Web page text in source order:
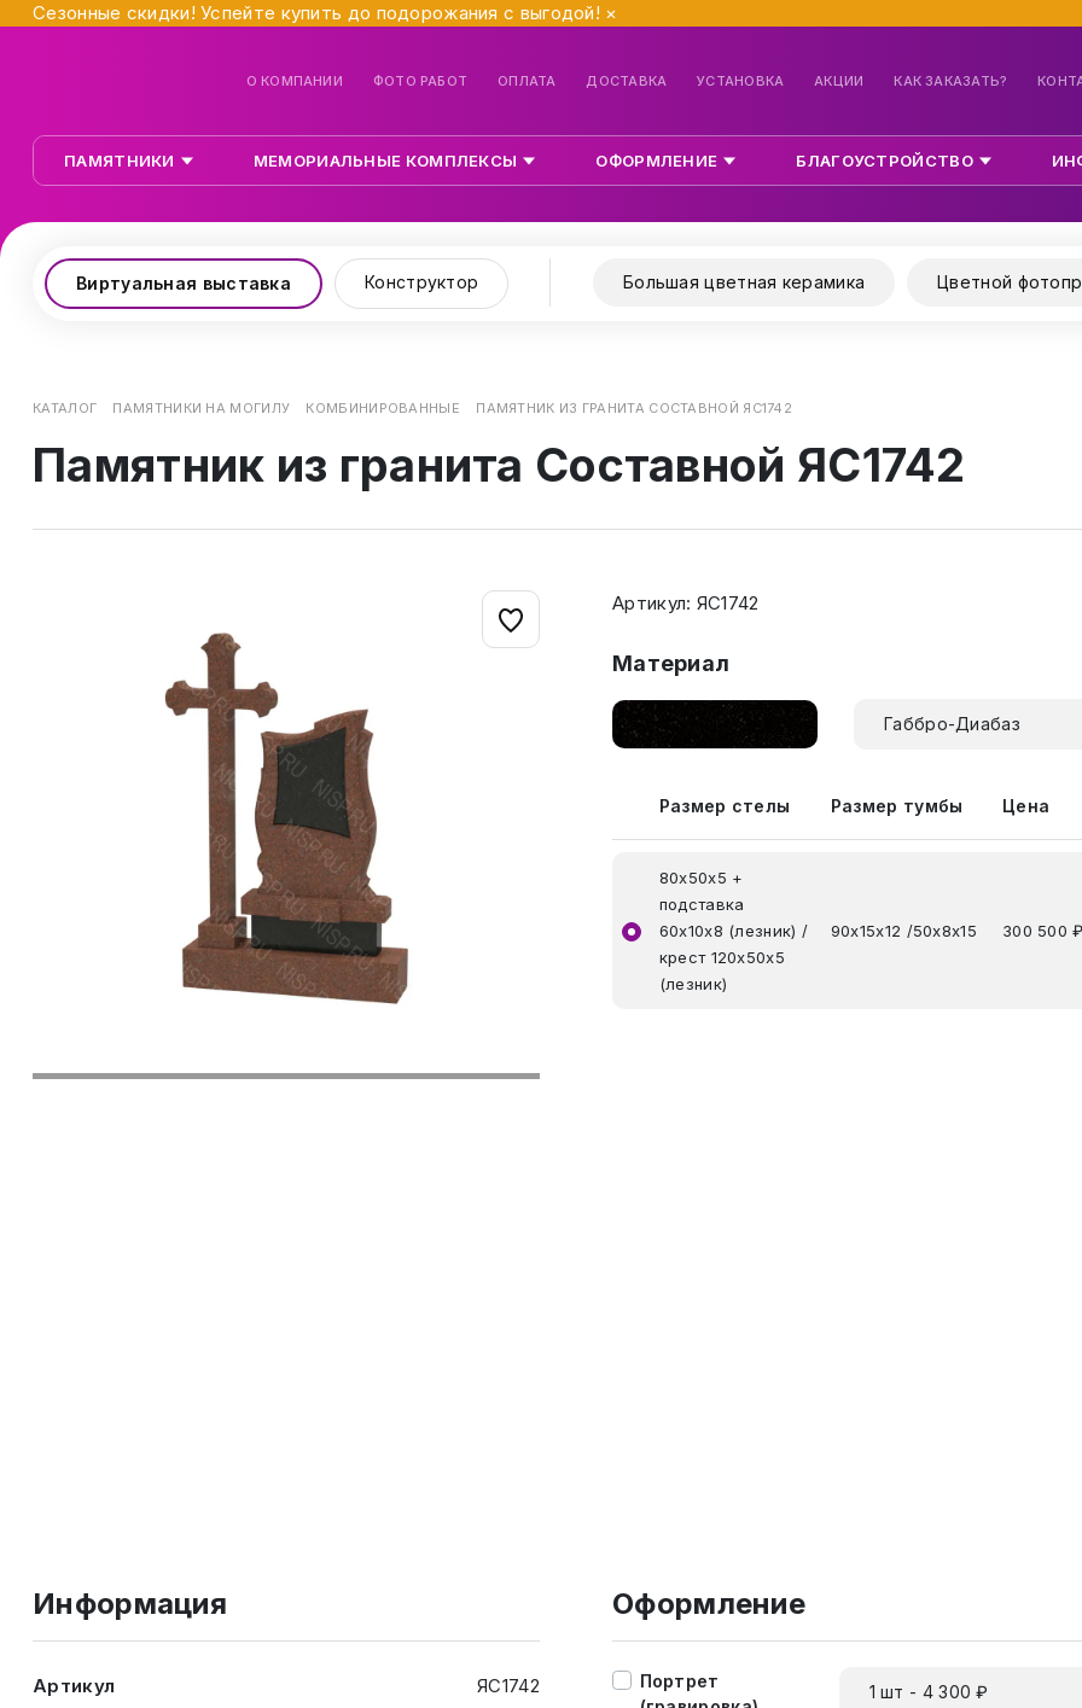
Сезонные скидки! Успейте купить до подорожания с выгодой! ×
О КОМПАНИИ ФОТО РАБОТ ОПЛАТА ДОСТАВКА УСТАНОВКА АКЦИИ КАК ЗАКАЗАТЬ?
ПАМЯТНИКИ МЕМОРИАЛЬНЫЕ КОМПЛЕКСЫ ОФОРМЛЕНИЕ БЛАГОУСТРОЙСТВО
Виртуальная выставка Конструктор Большая цветная керамика Цветной
КАТАЛОГ ПАМЯТНИКИ НА МОГИЛУ КОМБИНИРОВАННЫЕ ПАМЯТНИК ИЗ ГРАНИТА СОСТАВНОЙ ЯС1742
Памятник из гранита Составной ЯС1742
Артикул: ЯС1742
Материал
Габбро-Диабаз
Размер стелы Размер тумбы Цена
80х50х5 +
подставка
60х10х8 (лезник) /
крест 120х50х5
(лезник)
90х15х12 /50х8х15 300 500
Информация
Артикул
ЯС1742
Оформление
Портрет
1 шт - 4 300 ₽